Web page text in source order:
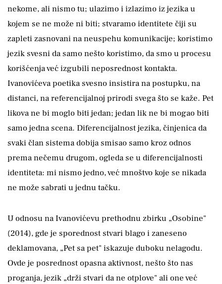
nekome, ali nismo tu; ulazimo i izlazimo iz jezika u
kojem se ne može ni biti; stvaramo identitete čiji su
zapleti zasnovani na neuspehu komunikacije; koristimo
jezik svesni da samo nešto koristimo, da smo u procesu
korišćenja već izgubili neposrednost kontakta.
Ivanovićeva poetika svesno insistira na postupku, na
distanci, na referencijalnoj prirodi svega što se kaže. Pet
likova ne bi moglo biti jedan; jedan lik ne bi mogao biti
samo jedna scena. Diferencijalnost jezika, činjenica da
svaki član sistema dobija smisao samo kroz odnos
prema nečemu drugom, ogleda se u diferencijalnosti
identiteta: mi nismo jedno, već mnoštvo koje se nikada
ne može sabrati u jednu tačku.
U odnosu na Ivanovićevu prethodnu zbirku „Osobine"
(2014), gde je sporednost stvari blago i zaneseno
deklamovana, „Pet sa pet" iskazuje duboku nelagodu.
Ovde je posrednost opasna aktivnost, nešto što nas
proganja, jezik „drži stvari da ne otplove" ali one već